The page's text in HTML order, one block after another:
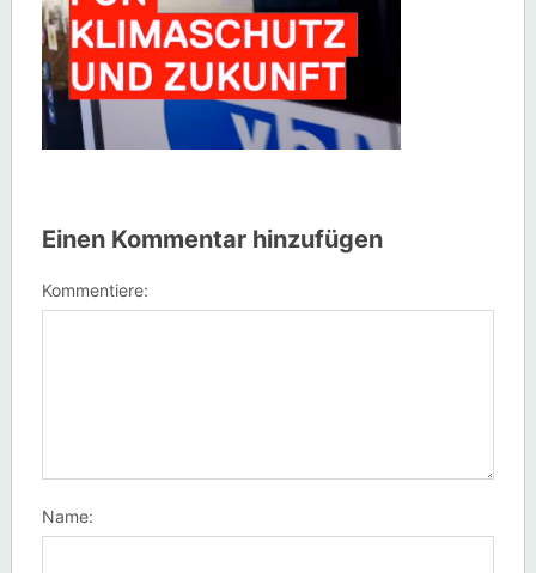
Einen Kommentar hinzufügen
Kommentiere:
Name: